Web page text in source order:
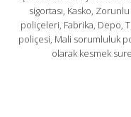
sigortası, Kasko,
poliçeleri, Fabrika, Depo,
poliçesi, Mali sorumluluk
olarak kesmek